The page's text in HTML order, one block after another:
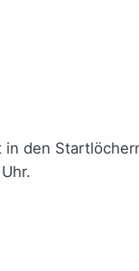
in den